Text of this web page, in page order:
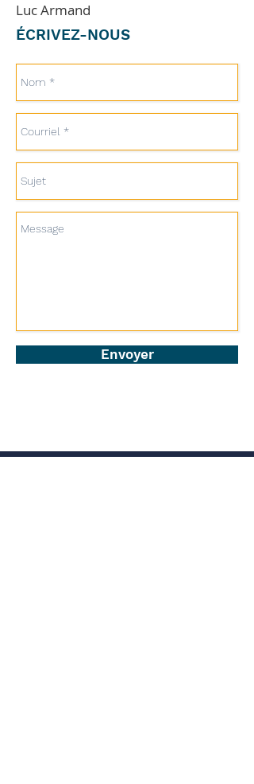
Luc Armand
ÉCRIVEZ-NOUS
Envoyer